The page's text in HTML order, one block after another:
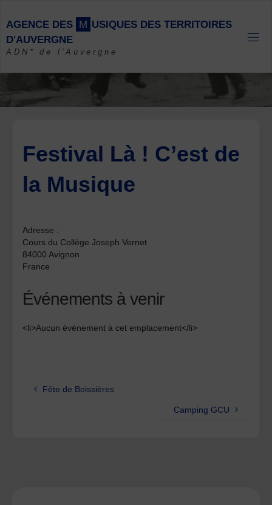
content
AGENCE DES M USIQUES DES TERRITOIRES
D'AUVERGNE
ADN* de l'Auvergne
Festival Là ! C’est de
la Musique
Adresse :
Cours du Collège Joseph Vernet
84000 Avignon
France
Événements à venir
<li>Aucun événement à cet emplacement</li>
Fête de Boissières
Camping GCU